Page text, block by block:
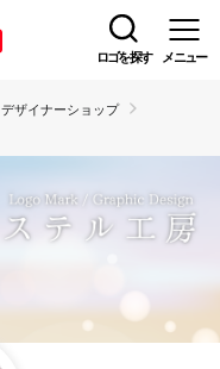
ロゴを探す メニュー
デザイナーショップ